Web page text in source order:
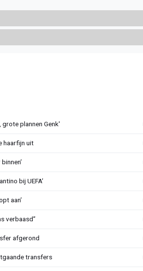
grote plannen Genk'
haarfijn uit
bij UEFA’
aan’
verbaasd”
afgerond
transfers